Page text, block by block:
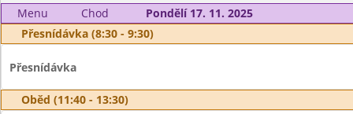
Menu Chod
Pondělí 17. 11. 2025
Přesnídávka (8:30 - 9:30)
Přesnídávka
Oběd (11:40 - 13:30)